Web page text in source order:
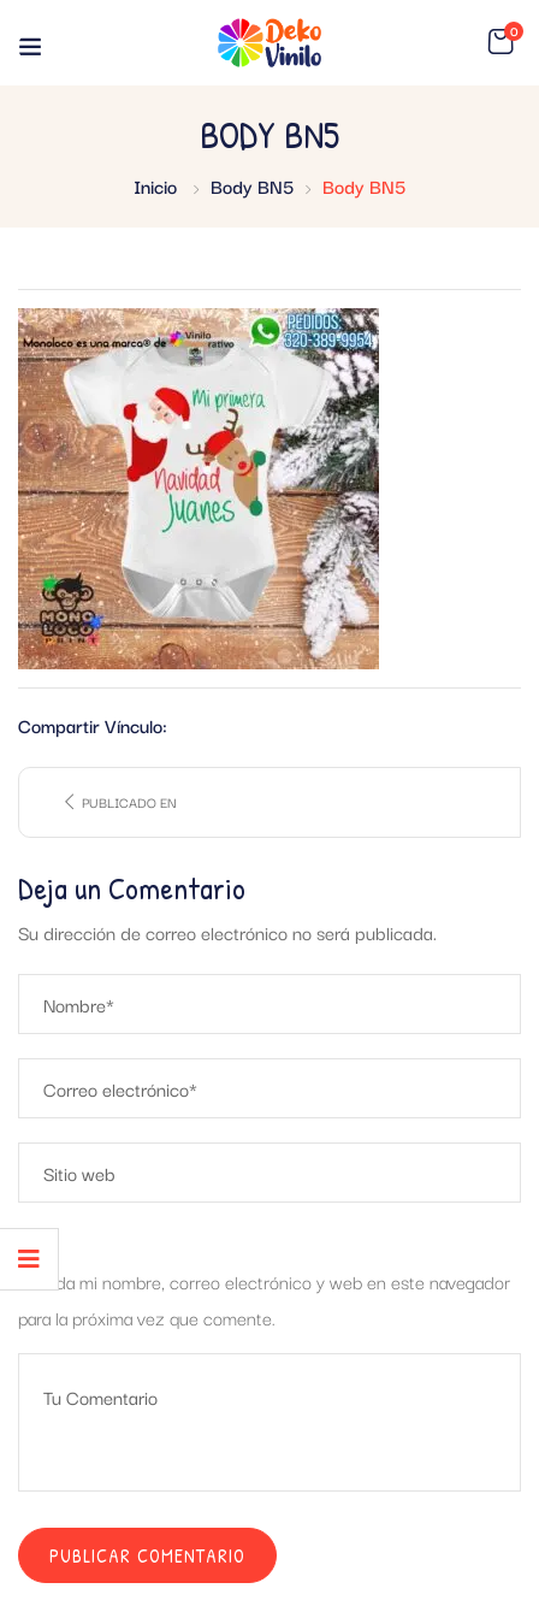
0
BODY BN5
Inicio Body BN5 Body BN5
Compartir Vínculo:
PUBLICADO EN
Deja un Comentario
Su dirección de correo electrónico no será publicada.
Guarda mi nombre, correo electrónico y web en este navegador
para la próxima vez que comente.